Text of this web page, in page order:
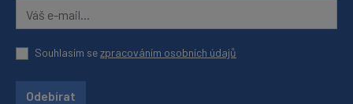
Souhlasím sezpracováním osobních údajů
Odebírat